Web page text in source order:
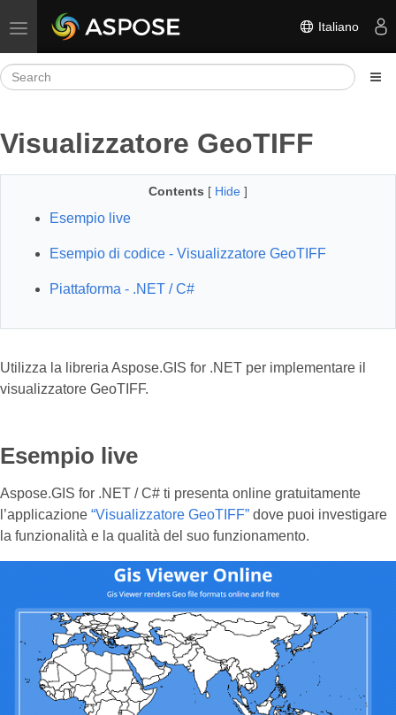
Toggle navigation Italiano
Visualizzatore GeoTIFF
Contents [ Hide ]
Esempio live
Esempio di codice - Visualizzatore GeoTIFF
Piattaforma - .NET / C#
Utilizza la libreria Aspose.GIS for .NET per implementare il
visualizzatore GeoTIFF.
Esempio live
Aspose.GIS for .NET / C# ti presenta online gratuitamente
l’applicazione “Visualizzatore GeoTIFF” dove puoi investigare
la funzionalità e la qualità del suo funzionamento.